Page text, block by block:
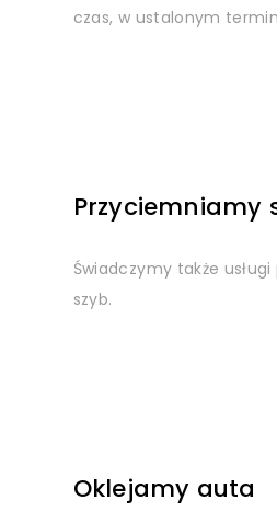
czas, w ustalonym
Przyciemniamy
Świadczymy także
szyb.
Oklejamy motory